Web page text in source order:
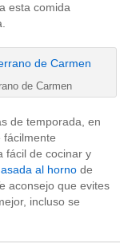
esta comida
de Carmen
de temporada, en
fácilmente
fácil de cocinar y
al horno de
aconsejo que evites
incluso se